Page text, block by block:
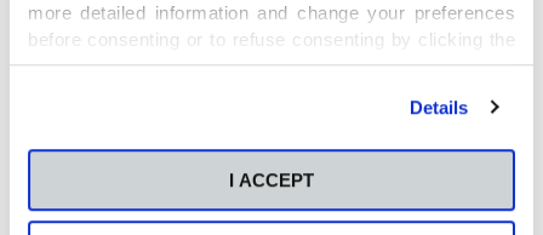
more detailed information and change your preferences
before consenting or to refuse consenting by clicking the
"Personalize" button. For more information you can visit
Details
I ACCEPT
qué ciudad y tipo de universidad los quiere
realizar, y para esos estudios en concreto, en
futuro, y tener información de valor sobre los
empleabilidad, salidas profesionales, y
competencias que demanda el mercado laboral.